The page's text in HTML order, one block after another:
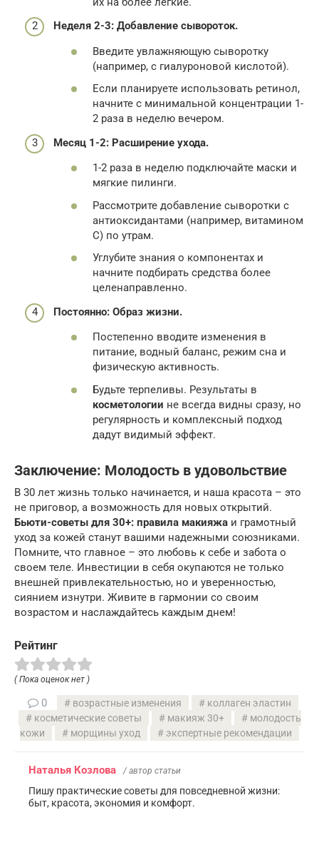
Неделя 2-3: Добавление сывороток.
Введите увлажняющую сыворотку
(например, с гиалуроновой кислотой).
Если планируете использовать ретинол,
начните с минимальной концентрации 1-
2 раза в неделю вечером.
Месяц 1-2: Расширение ухода.
1-2 раза в неделю подключайте маски и
мягкие пилинги.
Рассмотрите добавление сыворотки с
антиоксидантами (например, витамином
С) по утрам.
Углубите знания о компонентах и
начните подбирать средства более
целенаправленно.
Постоянно: Образ жизни.
Постепенно вводите изменения в
питание, водный баланс, режим сна и
физическую активность.
Будьте терпеливы. Результаты в
косметологии не всегда видны сразу, но
регулярность и комплексный подход
дадут видимый эффект.
Заключение: Молодость в удовольствие
В 30 лет жизнь только начинается, и наша красота – это
не приговор, а возможность для новых открытий.
Бьюти-советы для 30+: правила макияжа и грамотный
уход за кожей станут вашими надежными союзниками.
Помните, что главное – это любовь к себе и забота о
своем теле. Инвестиции в себя окупаются не только
внешней привлекательностью, но и уверенностью,
сиянием изнутри. Живите в гармонии со своим
возрастом и наслаждайтесь каждым днем!
Рейтинг
( Пока оценок нет )
0 возрастные изменения
коллаген эластин
косметические советы
макияж 30+
молодость
кожи
морщины уход экспертные рекомендации
Наталья Козлова / автор статьи
Пишу практические советы для повседневной жизни:
быт, красота, экономия и комфорт.